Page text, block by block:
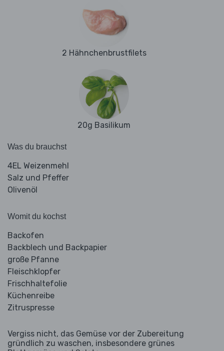
2 Hähnchenbrustfilets
20g Basilikum
Was du brauchst
4EL Weizenmehl
Salz und Pfeffer
Olivenöl
Womit du kochst
Backofen
Backblech und Backpapier
große Pfanne
Fleischklopfer
Frischhaltefolie
Küchenreibe
Zitruspresse
Vergiss nicht, das Gemüse vor der Zubereitung
gründlich zu waschen, insbesondere grünes